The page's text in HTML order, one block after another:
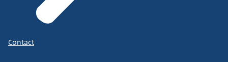
Contact